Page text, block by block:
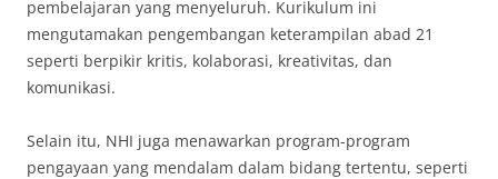
pembelajaran yang menyeluruh. Kurikulum ini
mengutamakan pengembangan keterampilan abad 21
seperti berpikir kritis, kolaborasi, kreativitas, dan
komunikasi.
Selain itu, NHI juga menawarkan program-program
pengayaan yang mendalam dalam bidang tertentu, seperti